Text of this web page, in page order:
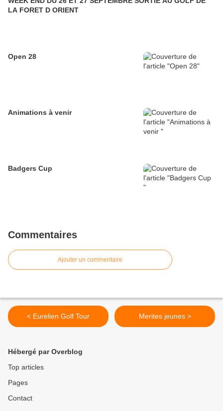
LA FORET D ORIENT
Open 28
Animations à venir
Badgers Cup
Commentaires
Ajouter un commentaire
< Eurelien Golf Tour Merites jeunes >
Hébergé par Overblog
Top articles
Pages
Contact